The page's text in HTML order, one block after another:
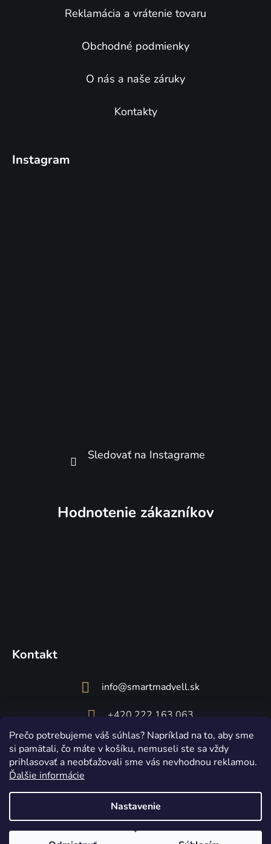
Prečo potrebujeme váš súhlas? Napríklad na to, aby sme
si pamätali, čo máte v košíku, nemuseli ste sa vždy
prihlasovať a neobťažovali sme vás nevhodnou reklamou.
Ďalšie informácie
Nastavenie
k
v
ý
p
i
u
Reklamácia a vrátenie tovaru
Obchodné podmienky
O nás a naše záruky
Kontakty
Hodnotenie zákazníkov
Instagram
Sledovať na Instagrame
Kontakt
info@smartmadvell.sk
+420 222 163 063
Vytvoril Shoptet
. Všetky práva vyhradené.